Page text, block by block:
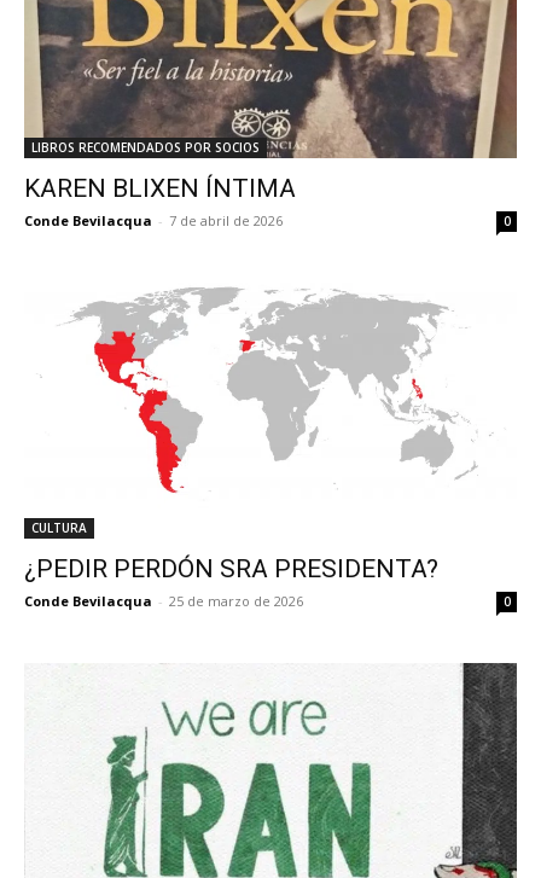
LIBROS RECOMENDADOS POR SOCIOS
KAREN BLIXEN ÍNTIMA
Conde Bevilacqua - 7 de abril de 2026 0
CULTURA
¿PEDIR PERDÓN SRA PRESIDENTA?
Conde Bevilacqua - 25 de marzo de 2026 0